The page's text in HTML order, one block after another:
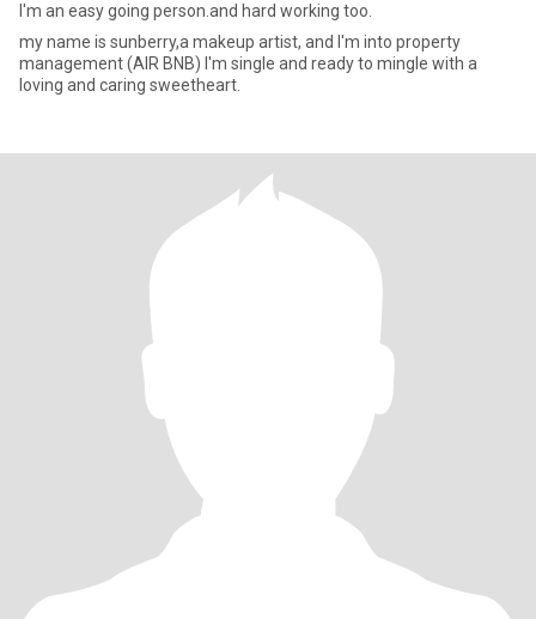
I'm an easy going person.and hard working too.
my name is sunberry,a makeup artist, and I'm into property
management (AIR BNB) I'm single and ready to mingle with a
loving and caring sweetheart.